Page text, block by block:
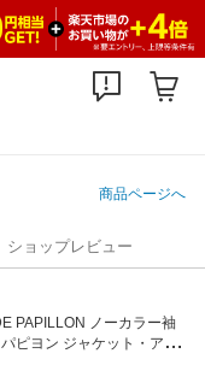
商品ページへ
ショップレビュー
PAPILLON ノーカラー袖
ピヨン ジャケット・アウ
ク カーキグリーン ホワイ